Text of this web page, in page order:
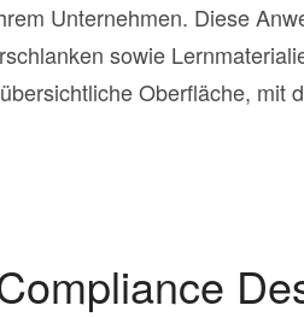
Unternehmen. Diese
sowie
Oberfläche, mit